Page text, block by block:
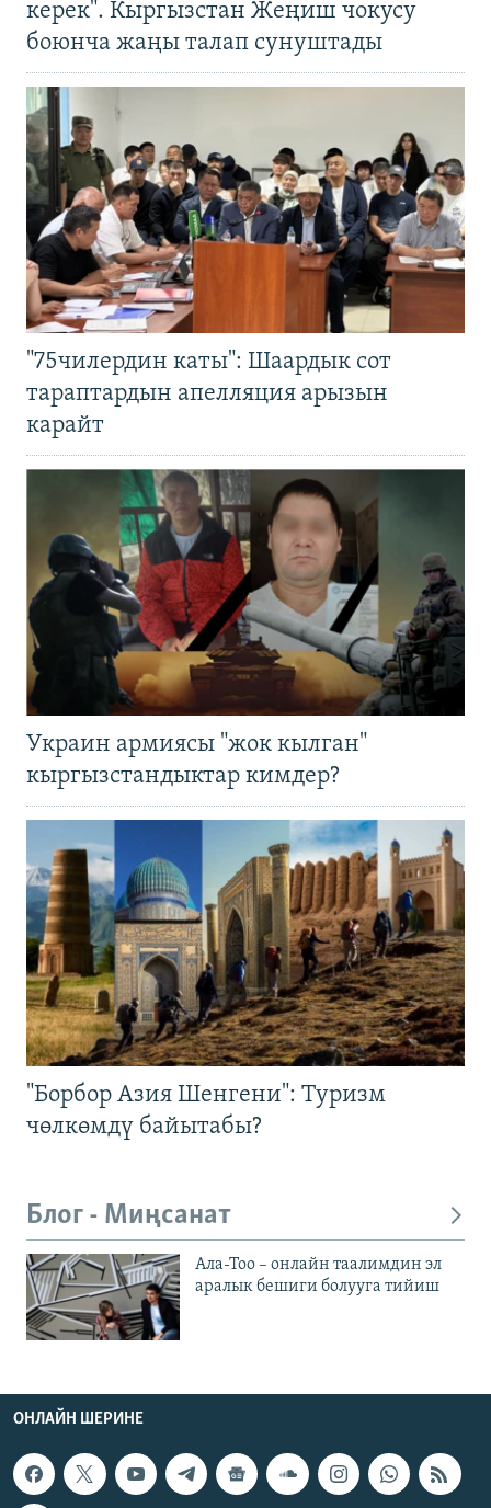
керек". Кыргызстан Жеңиш чокусу
боюнча жаңы талап сунуштады
"75чилердин каты": Шаардык сот
тараптардын апелляция арызын
карайт
Украин армиясы "жок кылган"
кыргызстандыктар кимдер?
"Борбор Азия Шенгени": Туризм
чөлкөмдү байытабы?
Блог - Миңсанат
Ала-Тоо – онлайн таалимдин эл
аралык бешиги болууга тийиш
ОНЛАЙН ШЕРИНЕ